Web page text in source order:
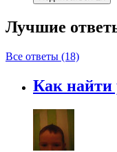
Лучшие
Все ответы (18)
Как найти